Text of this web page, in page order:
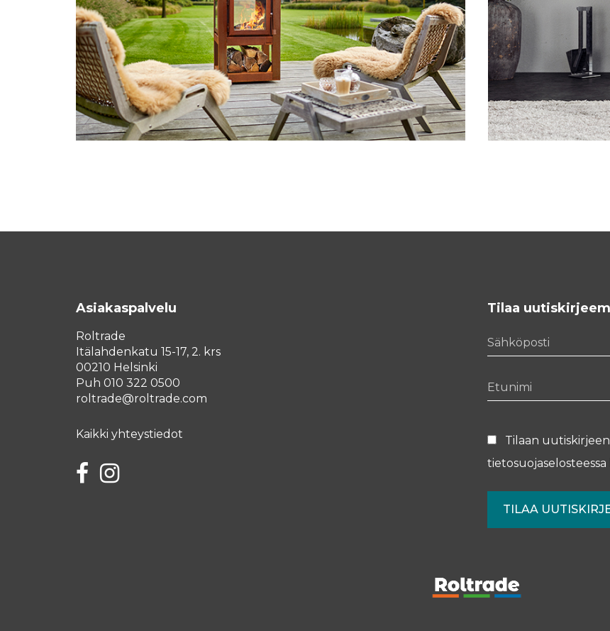
Asiakaspalvelu
Roltrade
Itälahdenkatu 15-17, 2. krs
00210 Helsinki
Puh 010 322 0500
roltrade@roltrade.com
Kaikki yhteystiedot
FacebookInstagram
Tilaa
Tilaan
tietosuojaselosteessa